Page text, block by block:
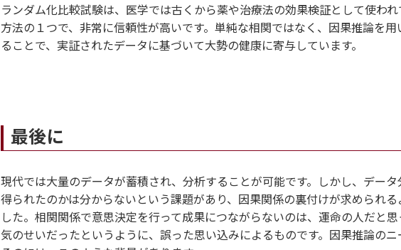
ランダム化比較試験は、医学では古くから薬や治療法の効果検証として使わ
方法の１つで、非常に信頼性が高いです。単純な相関ではなく、因果推論を
ることで、実証されたデータに基づいて大勢の健康に寄与しています。
最後に
現代では大量のデータが蓄積され、分析することが可能です。しかし、デー
得られたのかは分からないという課題があり、因果関係の裏付けが求められる
した。相関関係で意思決定を行って成果につながらないのは、運命の人だと
気のせいだったというように、誤った思い込みによるものです。因果推論のニ